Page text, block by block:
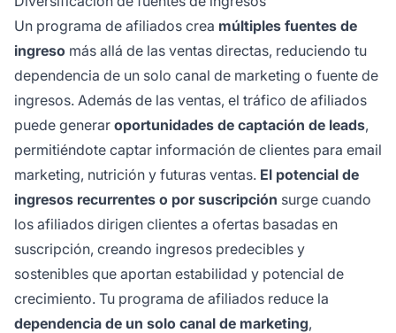
Un programa de afiliados crea múltiples fuentes de
ingreso más allá de las ventas directas, reduciendo tu
dependencia de un solo canal de marketing o fuente de
ingresos. Además de las ventas, el tráfico de afiliados
puede generar oportunidades de captación de leads,
permitiéndote captar información de clientes para email
marketing, nutrición y futuras ventas. El potencial de
ingresos recurrentes o por suscripción surge cuando
los afiliados dirigen clientes a ofertas basadas en
suscripción, creando ingresos predecibles y
sostenibles que aportan estabilidad y potencial de
crecimiento. Tu programa de afiliados reduce la
dependencia de un solo canal de marketing,